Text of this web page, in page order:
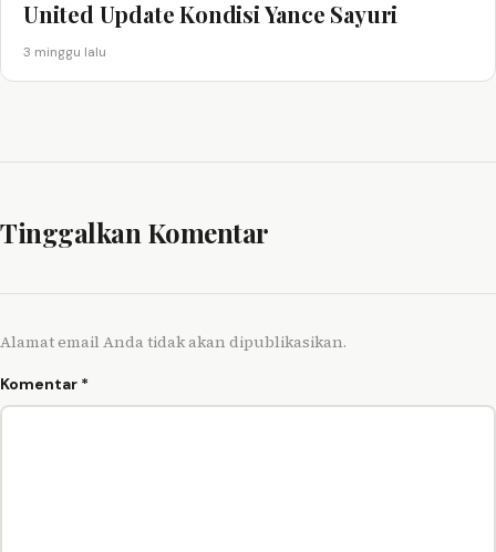
United Update Kondisi Yance Sayuri
3 minggu lalu
Tinggalkan Komentar
Alamat email Anda tidak akan dipublikasikan.
Komentar *